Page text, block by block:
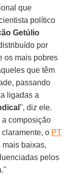
que
político
Getúlio
por
os mais pobres
que têm
passando
ligadas a
", diz ele.
composição
o PT
mais baixas,
pelos